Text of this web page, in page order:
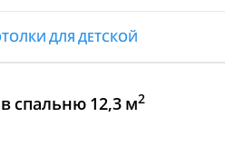
ДЛЯ ДЕТСКОЙ
спальню 12,3 м2